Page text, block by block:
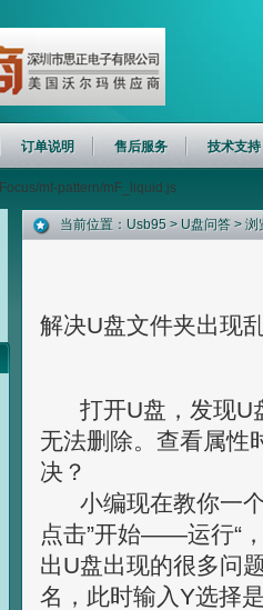
订单说明 售后服务 技术支持
mf-pattern/mF_liquid.js
当前位置： Usb95 > U盘问答 > 浏
解决U盘文件夹出现
打开U盘，发现U
无法删除。查看属性
决？
小编现在教你一个
点击”开始——运行“
出U盘出现的很多问
名，此时输入Y选择